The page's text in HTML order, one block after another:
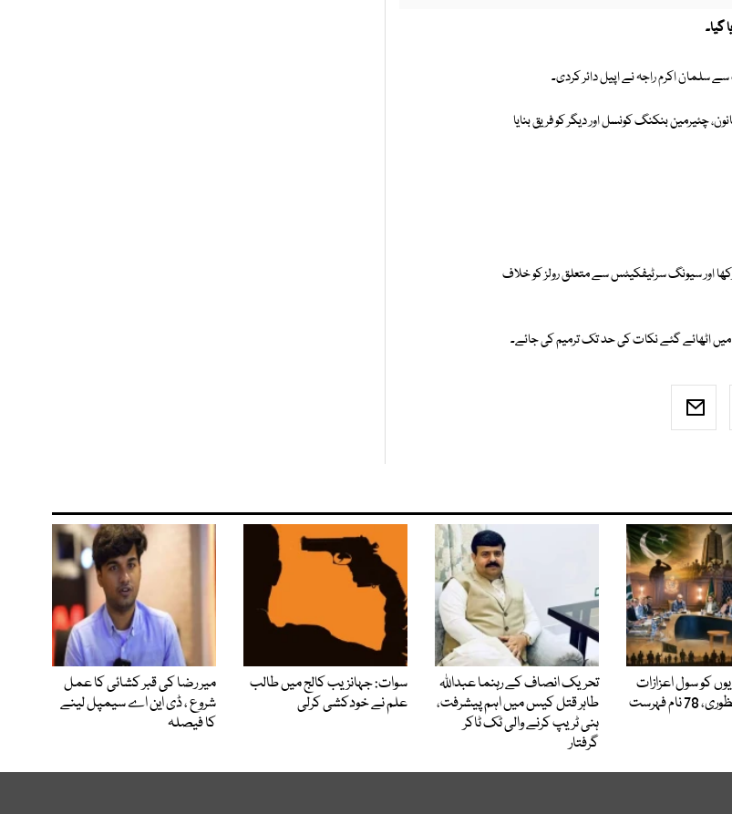
گیا۔
اکرم راجہ نے اپیل دائر کردی۔
چئیرمین بنکنگ کونسل اور دیگر کو فریق بنایا
اور سیونگ سرٹیفکیٹس سے متعلق رولز کو خلاف
اٹھائے گئے نکات کی حد تک ترمیم کی جائے۔
کو سول اعزازات
دینے کی منظوری، 78 نام فہرست
تحریک انصاف کے رہنما عبداللہ
طاہر قتل کیس میں اہم پیشرفت،
ہنی ٹریپ کرنے والی ٹک ٹاکر
گرفتار
سوات: جہانزیب کالج میں طالب
علم نے خودکشی کرلی
میر رضا کی قبر کشائی کا عمل
شروع ، ڈی این اے سیمپل لینے
کا فیصلہ